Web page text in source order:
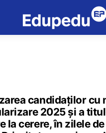
candidaților cu
2025 și a
la cerere, în zilele